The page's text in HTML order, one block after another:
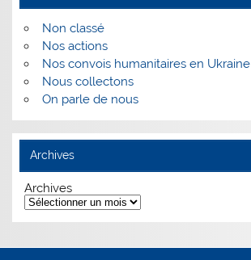
Non classé
Nos actions
Nos convois humanitaires en Ukraine
Nous collectons
On parle de nous
Archives
Archives